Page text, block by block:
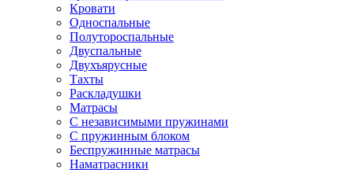
Кровати
Односпальные
Полутороспальные
Двуспальные
Двухъярусные
Тахты
Раскладушки
Матрасы
С независимыми пружинами
С пружинным блоком
Беспружинные матрасы
Наматрасники